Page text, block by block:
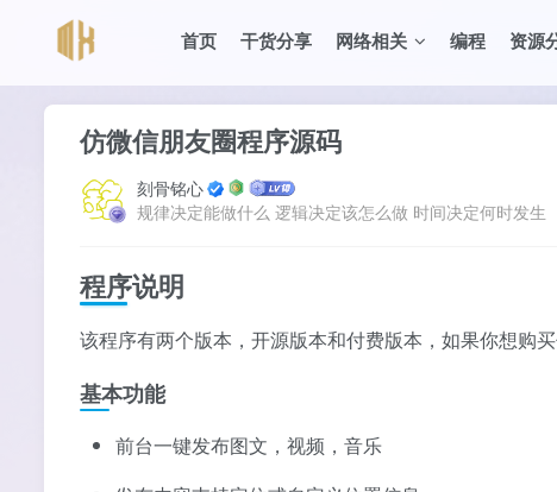
首页 干货分享 网络相关 编程 资源
仿微信朋友圈程序源码
刻骨铭心
规律决定能做什么 逻辑决定该怎么做 时间决定何时发生
程序说明
该程序有两个版本，开源版本和付费版本，如果你想购
基本功能
前台一键发布图文，视频，音乐